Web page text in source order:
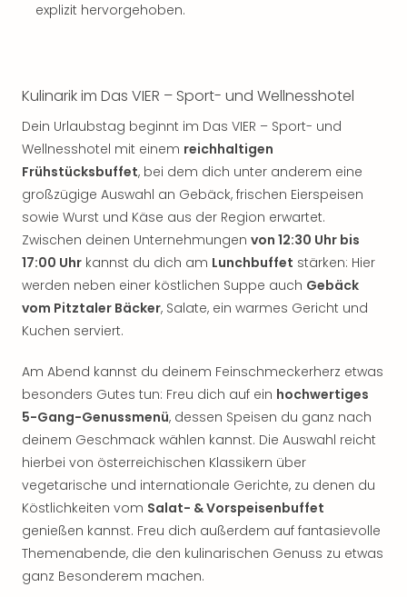
explizit hervorgehoben.
Kulinarik im Das VIER – Sport- und Wellnesshotel
Dein Urlaubstag beginnt im Das VIER – Sport- und
Wellnesshotel mit einem reichhaltigen
Frühstücksbuffet, bei dem dich unter anderem eine
großzügige Auswahl an Gebäck, frischen Eierspeisen
sowie Wurst und Käse aus der Region erwartet.
Zwischen deinen Unternehmungen von 12:30 Uhr bis
17:00 Uhr kannst du dich am Lunchbuffet stärken: Hier
werden neben einer köstlichen Suppe auch Gebäck
vom Pitztaler Bäcker, Salate, ein warmes Gericht und
Kuchen serviert.
Am Abend kannst du deinem Feinschmeckerherz etwas
besonders Gutes tun: Freu dich auf ein hochwertiges
5-Gang-Genussmenü, dessen Speisen du ganz nach
deinem Geschmack wählen kannst. Die Auswahl reicht
hierbei von österreichischen Klassikern über
vegetarische und internationale Gerichte, zu denen du
Köstlichkeiten vom Salat- & Vorspeisenbuffet
genießen kannst. Freu dich außerdem auf fantasievolle
Themenabende, die den kulinarischen Genuss zu etwas
ganz Besonderem machen.